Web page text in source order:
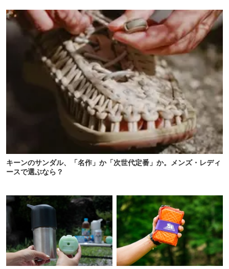
キーンのサンダル、「名作」か「次世代定番」か。メンズ・レディ
ースで選ぶなら？